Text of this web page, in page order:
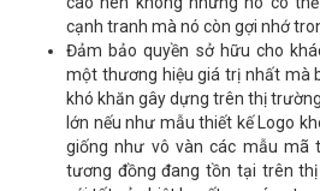
cạnh tranh mà nó còn gợi nhớ
Đảm bảo quyền sở hữu cho
một thương hiệu giá trị nhất mà
khó khăn gây dựng trên thị
lớn nếu như mẫu thiết kế Logo
giống như vô vàn các mẫu mã
tương đồng đang tồn tại trên